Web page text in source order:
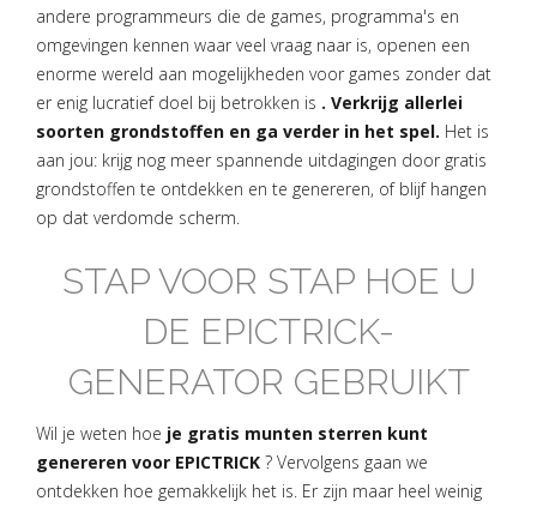
andere programmeurs die de games, programma's en
omgevingen kennen waar veel vraag naar is, openen een
enorme wereld aan mogelijkheden voor games zonder dat
er enig lucratief doel bij betrokken is . Verkrijg allerlei
soorten grondstoffen en ga verder in het spel. Het is
aan jou: krijg nog meer spannende uitdagingen door gratis
grondstoffen te ontdekken en te genereren, of blijf hangen
op dat verdomde scherm.
STAP VOOR STAP HOE U
DE EPICTRICK-
GENERATOR GEBRUIKT
Wil je weten hoe je gratis munten sterren kunt
genereren voor EPICTRICK ? Vervolgens gaan we
ontdekken hoe gemakkelijk het is. Er zijn maar heel weinig